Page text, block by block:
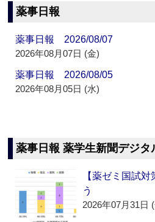
薬事日報
薬事日報 2026/08/07
2026年08月07日 (金)
薬事日報 2026/08/05
2026年08月05日 (水)
薬事日報 薬学生新聞デジタ
【薬ゼミ国試
う
2026年07月31日